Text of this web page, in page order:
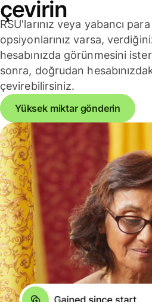
çevirin
RSU'larınız veya yabancı
opsiyonlarınız varsa,
hesabınızda görünmesini
sonra, doğrudan
çevirebilirsiniz.
Yüksek miktar gönderin